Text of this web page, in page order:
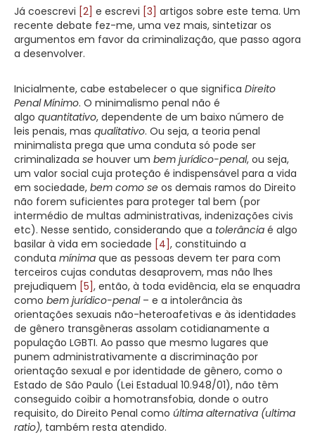
Já coescrevi [2] e escrevi [3] artigos sobre este tema. Um
recente debate fez-me, uma vez mais, sintetizar os
argumentos em favor da criminalização, que passo agora
a desenvolver.
Inicialmente, cabe estabelecer o que significa Direito
Penal Mínimo. O minimalismo penal não é
algo quantitativo, dependente de um baixo número de
leis penais, mas qualitativo. Ou seja, a teoria penal
minimalista prega que uma conduta só pode ser
criminalizada se houver um bem jurídico-penal, ou seja,
um valor social cuja proteção é indispensável para a vida
em sociedade, bem como se os demais ramos do Direito
não forem suficientes para proteger tal bem (por
intermédio de multas administrativas, indenizações civis
etc). Nesse sentido, considerando que a tolerância é algo
basilar à vida em sociedade [4], constituindo a
conduta mínima que as pessoas devem ter para com
terceiros cujas condutas desaprovem, mas não lhes
prejudiquem [5], então, à toda evidência, ela se enquadra
como bem jurídico-penal– e a intolerância às
orientações sexuais não-heteroafetivas e às identidades
de gênero transgêneras assolam cotidianamente a
população LGBTI. Ao passo que mesmo lugares que
punem administrativamente a discriminação por
orientação sexual e por identidade de gênero, como o
Estado de São Paulo (Lei Estadual 10.948/01), não têm
conseguido coibir a homotransfobia, donde o outro
requisito, do Direito Penal como última alternativa (ultima
ratio), também resta atendido.